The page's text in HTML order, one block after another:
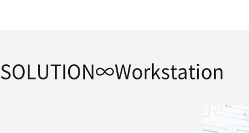
SOLUTION∞Workstation